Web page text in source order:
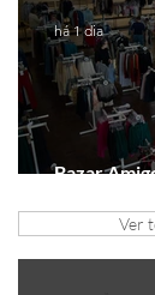
Bazar
há 1 dia
Ver